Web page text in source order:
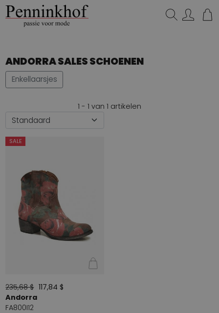
ANDORRA SALES SCHOENEN
Enkellaarsjes
1 - 1 van 1 artikelen
SALE
235,68 $ 117,84 $
Andorra
FA800I12